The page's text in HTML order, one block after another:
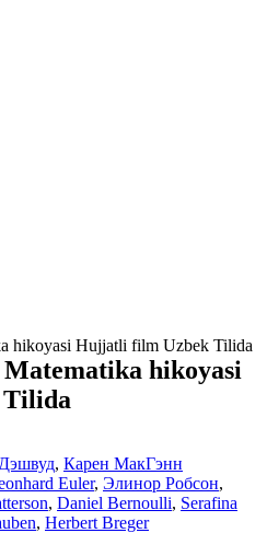
hikoyasi
, Карен МакГэнн
Euler, Элинор Робсон,
, Daniel Bernoulli, Serafina
, Herbert Breger